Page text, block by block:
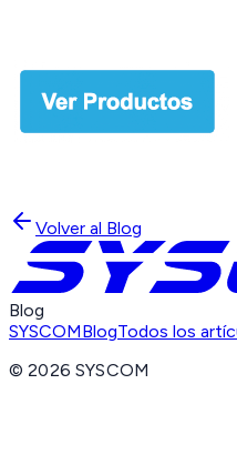
Volver al Blog
Blog
SYSCOMBlogTodos los
©2026 SYSCOM